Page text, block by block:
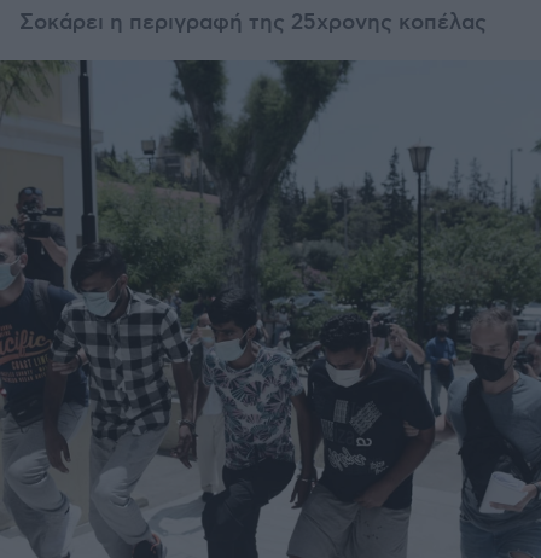
Σοκάρει η περιγραφή της 25χρονης κοπέλας